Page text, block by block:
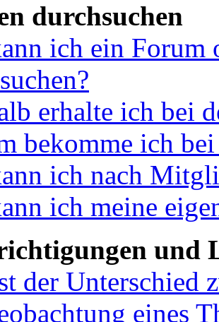
durchsuchen
ich ein Forum
erhalte ich bei
bekomme ich
ich nach
ich meine
und
der Unterschied
eines